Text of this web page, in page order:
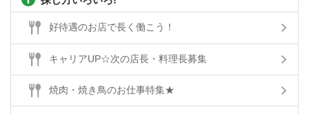
調理補助・調理見習いに向いているのは・・・
調理補助・調理見習いの方は必然的に飲食店の仕事が初めてのケースが
多いでしょう。 見るもの、聞くもの、すべて吸収しようという貪欲な
当者が求めているのが、チャレンジ精神や意欲､また､これからの可能性
など。例えば､｢包丁を握ったことがない！｣という方も、ヤル気があれ
ば採用される可能性が多くあります。 また、お客様の喜ぶ顔のために
料理が作りたい！という料理人の原点となる志、コツコツと仕事をする
好待遇のお店で長く働こう！
キャリアUP☆次の店長・料理長募集
焼肉・焼き鳥のお仕事特集★